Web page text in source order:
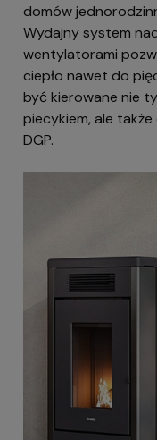
domów
Wydajny system
wentylatorami
ciepło nawet do
być kierowane nie
piecykiem, ale
DGP.